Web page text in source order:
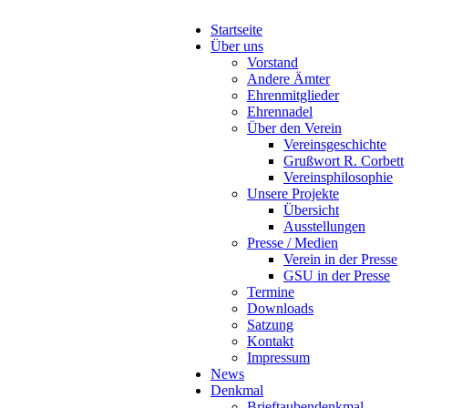
Startseite
Über uns
Vorstand
Andere Ämter
Ehrenmitglieder
Ehrennadel
Über den Verein
Vereinsgeschichte
Grußwort R. Corbett
Vereinsphilosophie
Unsere Projekte
Übersicht
Ausstellungen
Presse / Medien
Verein in der Presse
GSU in der Presse
Termine
Downloads
Satzung
Kontakt
Impressum
News
Denkmal